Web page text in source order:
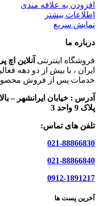
افزودن به علاقه مندی
اطلاعات بیشتر
نمایش سریع
درباره ما
فروشگاه اینترنتی آنلاین اچ
ایران ، با بیش از دو دهه
خدمات پس از فروش
آدرس : خیابان ایرانشهر –
پلاک 9 واحد 3
تلفن های تماس:
021-88866830
021-88866840
0912-1891217
آخرین پست ها